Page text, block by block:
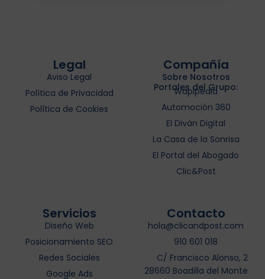
Legal
Aviso Legal
Política de Privacidad
Política de Cookies
Compañía
Sobre Nosotros
Portales del Grupo:
Wapipedia
Automoción 360
El Diván Digital
La Casa de la Sonrisa
El Portal del Abogado
Clic&Post
Servicios
Diseño Web
Posicionamiento SEO
Redes Sociales
Google Ads
Contacto
hola@clicandpost.com
910 601 018
C/ Francisco Alonso, 2
28660 Boadilla del Monte